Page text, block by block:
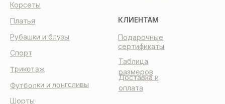
КЛИЕНТАМ
Таблица
размеров
Доставка и
оплата
Подарочные
сертификаты
Корсеты
Платья
Шорты
Спорт
Рубашки и блузы
Трикотаж
Футболки и лонгсливы